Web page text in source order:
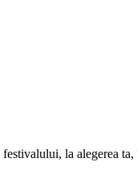
la alegerea